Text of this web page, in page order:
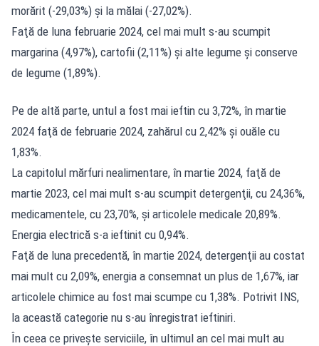
morărit (-29,03%) şi la mălai (-27,02%).
Faţă de luna februarie 2024, cel mai mult s-au scumpit
margarina (4,97%), cartofii (2,11%) şi alte legume şi conserve
de legume (1,89%).
Pe de altă parte, untul a fost mai ieftin cu 3,72%, în martie
2024 faţă de februarie 2024, zahărul cu 2,42% şi ouăle cu
1,83%.
La capitolul mărfuri nealimentare, în martie 2024, faţă de
martie 2023, cel mai mult s-au scumpit detergenţii, cu 24,36%,
medicamentele, cu 23,70%, şi articolele medicale 20,89%.
Energia electrică s-a ieftinit cu 0,94%.
Faţă de luna precedentă, în martie 2024, detergenţii au costat
mai mult cu 2,09%, energia a consemnat un plus de 1,67%, iar
articolele chimice au fost mai scumpe cu 1,38%. Potrivit INS,
la această categorie nu s-au înregistrat ieftiniri.
În ceea ce priveşte serviciile, în ultimul an cel mai mult au